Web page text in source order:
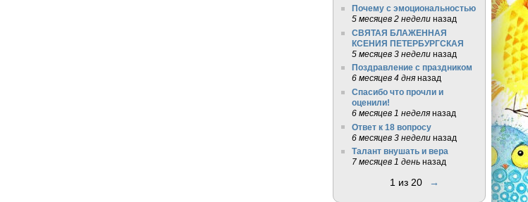
Почему с эмоциональностью
5 месяцев 2 неделиназад
СВЯТАЯ БЛАЖЕННАЯ
КСЕНИЯ ПЕТЕРБУРГСКАЯ
5 месяцев 3 неделиназад
Поздравление с праздником
6 месяцев 4 дняназад
Спасибо что прочли и
оценили!
6 месяцев 1 неделяназад
Ответ к 18 вопросу
6 месяцев 3 неделиназад
Талант внушать и вера
7 месяцев 1 деньназад
1 из 20 →